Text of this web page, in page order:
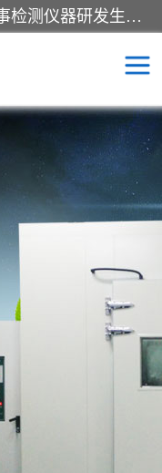
湖南兰思仪器有限公司是一家从事检测仪器研发生产销售和维修保养服务的综合型企业，产品符合国际标准可按需定制专业售前售后工程师，主要有门窗性能体验箱、门窗隔音展示箱、恒温恒湿试验箱、步入式恒温恒湿房、高低温试验箱、老化试验箱、老化试验房、恒温恒湿培养箱、水泥标准养护试验箱、电热鼓风干燥试验箱、真空干燥箱、工业烤箱、盐雾腐蚀试验箱等。
恒湿试验箱
体验箱